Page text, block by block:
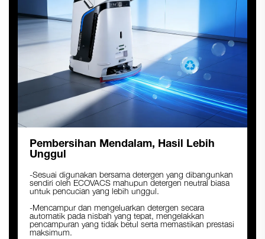
Pembersihan Mendalam, Hasil Lebih
Unggul
-Sesuai digunakan bersama detergen yang dibangunkan
sendiri oleh ECOVACS mahupun detergen neutral biasa
untuk pencucian yang lebih unggul.
-Mencampur dan mengeluarkan detergen secara
automatik pada nisbah yang tepat, mengelakkan
pencampuran yang tidak betul serta memastikan prestasi
maksimum.